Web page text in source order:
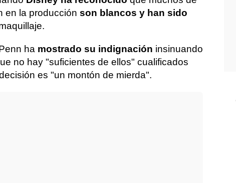
en la producción son blancos y han sido
ha mostrado su indignación insinuando
no hay "suficientes de ellos" cualificados
es "un montón de mierda".